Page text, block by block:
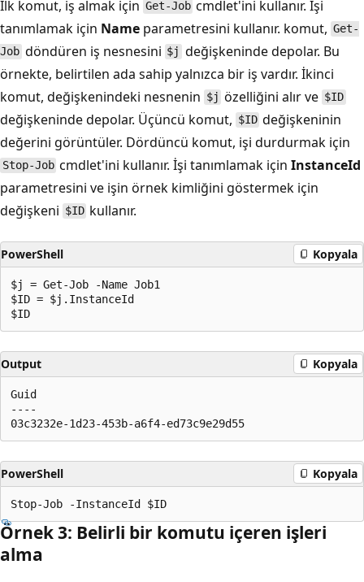
İlk komut, iş almak için Get-Job cmdlet'ini kullanır. İşi
tanımlamak için Name parametresini kullanır. komut, Get-
Job döndüren iş nesnesini $j değişkeninde depolar. Bu
örnekte, belirtilen ada sahip yalnızca bir iş vardır. İkinci
komut, değişkenindeki nesnenin $j özelliğini alır ve $ID
değişkeninde depolar. Üçüncü komut, $ID değişkeninin
değerini görüntüler. Dördüncü komut, işi durdurmak için
Stop-Job cmdlet'ini kullanır. İşi tanımlamak içinInstanceId
parametresini ve işin örnek kimliğini göstermek için
değişkeni $ID kullanır.
PowerShell Kopyala
$j = Get-Job -Name Job1
$ID = $j.InstanceId
Output Kopyala
Guid
----
PowerShell Kopyala
Örnek 3: Belirli bir komutu içeren işleri
alma